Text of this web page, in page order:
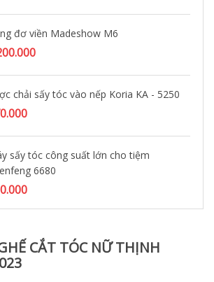
đơ viền Madeshow M6
chải sấy tóc vào nếp Koria KA - 5250
sấy tóc công suất lớn cho tiệm
6680
CẮT TÓC NỮ THỊNH